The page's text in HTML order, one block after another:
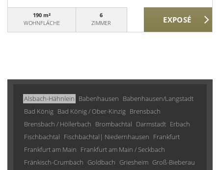
190 m²
WOHNFLÄCHE
6
ZIMMER
Alsbach-Hähnlein Babenhausen Babenhausen/Langstadt
Bad König Bad König / Ober-Kinzig Brensbach
Brensbach / Höllerbach Brombachtal Darmstadt Erbach
Fischbachtal Fischbachtal| Niedernhausen Frankfurt
Frankfurt am Main Frankfurt am Main / Seckbach
Fränkisch-Crumbach Goldbach Griesheim Groß-Bieberau